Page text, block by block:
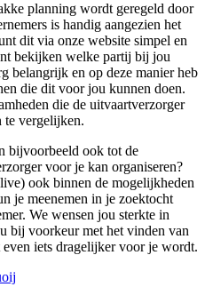
planning wordt geregeld door
is handig aangezien het
dit via onze website simpel en
bekijken welke partij bij jou
belangrijk en op deze manier heb
die dit voor jou kunnen doen.
die de uitvaartverzorger
te vergelijken.
bijvoorbeeld ook tot de
voor je kan organiseren?
ook binnen de mogelijkheden
je meenemen in je zoektocht
We wensen jou sterkte in
bij voorkeur met het vinden van
iets dragelijker voor je wordt.